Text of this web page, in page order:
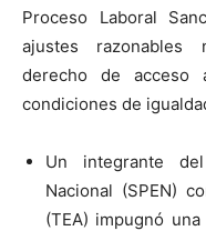
Proceso Laboral
ajustes razonables
derecho de
condiciones de
Un integrante
Nacional (SPEN)
(TEA) impugnó